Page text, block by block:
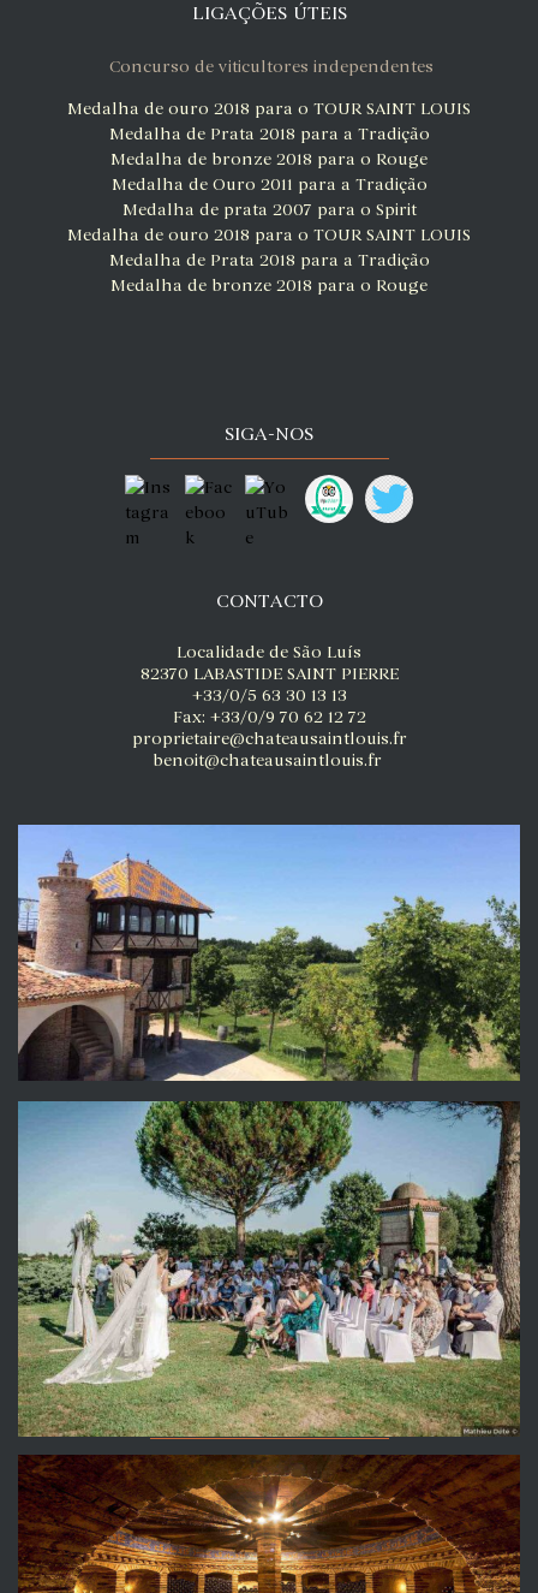
LIGAÇÕES ÚTEIS
Concurso de viticultores independentes
Medalha de ouro 2018 para o TOUR SAINT LOUIS
Medalha de Prata 2018 para a Tradição
Medalha de bronze 2018 para o Rouge
Medalha de Ouro 2011 para a Tradição
Medalha de prata 2007 para o Spirit
Medalha de ouro 2018 para o TOUR SAINT LOUIS
Medalha de Prata 2018 para a Tradição
Medalha de bronze 2018 para o Rouge
SIGA-NOS
CONTACTO
Localidade de São Luís
82370 LABASTIDE SAINT PIERRE
+33/0/5 63 30 13 13
Fax: +33/0/9 70 62 12 72
proprietaire@chateausaintlouis.fr
benoit@chateausaintlouis.fr